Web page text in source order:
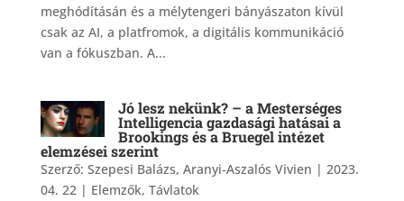
meghódításán és a mélytengeri bányászaton kívül
csak az AI, a platfromok, a digitális kommunikáció
van a fókuszban. A...
Jó lesz nekünk? – a Mesterséges
Intelligencia gazdasági hatásai a
Brookings és a Bruegel intézet
elemzései szerint
Szerző: Szepesi Balázs, Aranyi-Aszalós Vivien | 2023.
04. 22| Elemzők, Távlatok